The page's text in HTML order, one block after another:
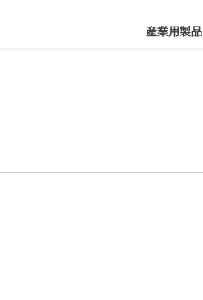
産業用製品